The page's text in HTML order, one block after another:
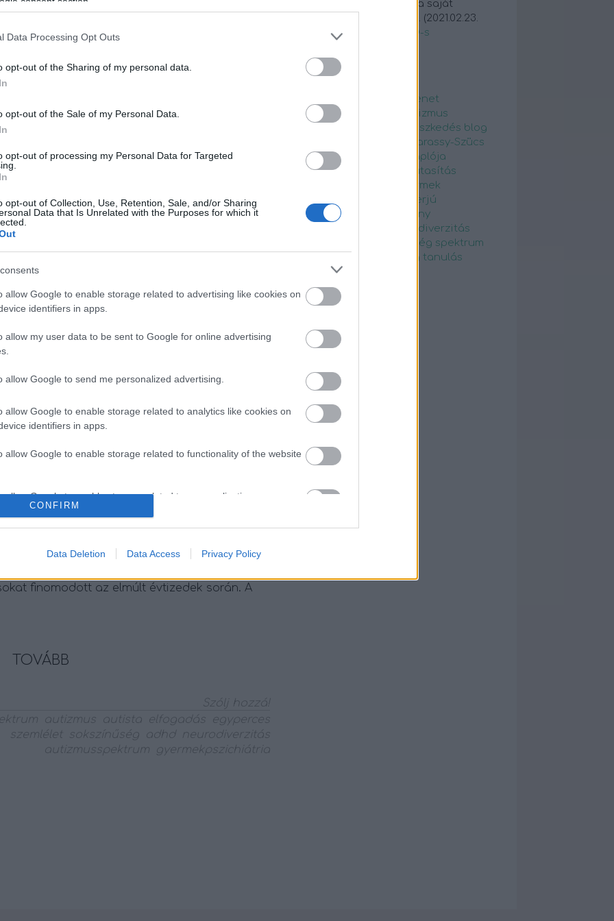
Data Processing Opt Outs
opt-out of the Sharing of my personal data.
opt-out of the Sale of my Personal Data.
opt-out of processing my Personal Data for Targeted
opt-out of Collection, Use, Retention, Sale, and/or Sharing
Data that Is Unrelated with the Purposes for which it
allow Google to enable storage related to advertising like cookies on
identifiers in apps.
allow my user data to be sent to Google for online advertising
allow Google to send me personalized advertising.
allow Google to enable storage related to analytics like cookies on
identifiers in apps.
allow Google to enable storage related to functionality of the website
allow Google to enable storage related to personalization.
allow Google to enable storage related to security, including
CONFIRM
Data Deletion Data Access Privacy Policy
szülőség neurodiverzitás gyermekpszichiátria
régi képre: ez a mi
tekinteni a diagnózisra?
Pszichológia Magazinban jelent meg,
formában közöljük.Szerző: Dr.
Anna, gyermek- és ifjúságpszichiáter
Kórház és Szakambulancia Új szemmel
TOVÁBB
Szólj hozzá!
elutasítás beilleszkedés sokszínűség
A gyermekpszichiátria szó sokak számára
valóságban azonban az idegrendszeri
finomodott az elmúlt évtizedek során. A
TOVÁBB
Szólj hozzá!
autizmus autista elfogadás
egyperces
szemlélet
sokszínűség adhd
neurodiverzitás
autizmusspektrum
gyermekpszichiátria
véletlenül? Biztos, hogy a saját
gyerkőcöd volt aki ezt c... (2021.02.23.
Életképek az ADHD-s
Címkék
atipikusfejlődésmenet
auDHDnapló
autizmus
beilleszkedés blog
Dr. Madarassy-Szücs
Anna egyfelnőttkliensnaplója
egyperces
elutasítás
gyermek
interjú
irodalomterápia
karácsony
neurodiverzitás
sokszínűség spektrum
szülőség tanulás
Címkefelhő
Egyéb